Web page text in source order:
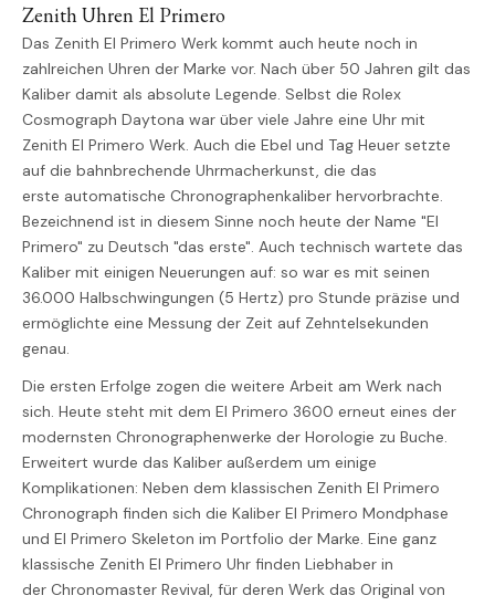
Zenith Uhren El Primero
Das Zenith El Primero Werk kommt auch heute noch in
zahlreichen Uhren der Marke vor. Nach über 50 Jahren gilt das
Kaliber damit als absolute Legende. Selbst die Rolex
Cosmograph Daytona war über viele Jahre eine Uhr mit
Zenith El Primero Werk. Auch die Ebel und Tag Heuer setzte
auf die bahnbrechende Uhrmacherkunst, die das
erste automatische Chronographenkaliber hervorbrachte.
Bezeichnend ist in diesem Sinne noch heute der Name "El
Primero" zu Deutsch "das erste". Auch technisch wartete das
Kaliber mit einigen Neuerungen auf: so war es mit seinen
36.000 Halbschwingungen (5 Hertz) pro Stunde präzise und
ermöglichte eine Messung der Zeit auf Zehntelsekunden
genau.
Die ersten Erfolge zogen die weitere Arbeit am Werk nach
sich. Heute steht mit dem El Primero 3600 erneut eines der
modernsten Chronographenwerke der Horologie zu Buche.
Erweitert wurde das Kaliber außerdem um einige
Komplikationen: Neben dem klassischen Zenith El Primero
Chronograph finden sich die Kaliber El Primero Mondphase
und El Primero Skeleton im Portfolio der Marke. Eine ganz
klassische Zenith El Primero Uhr finden Liebhaber in
der Chronomaster Revival, für deren Werk das Original von